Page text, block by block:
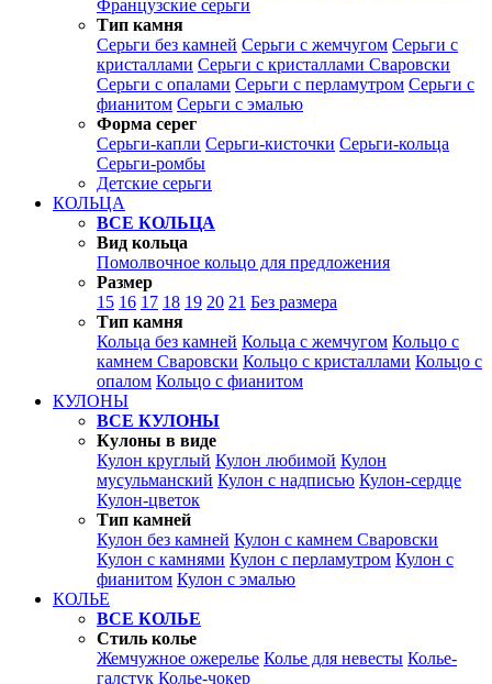
Французские серьги
Тип камня
Серьги без камней Серьги с жемчугом Серьги с
кристаллами Серьги с кристаллами Сваровски
Серьги с опалами Серьги с перламутром Серьги с
фианитом Серьги с эмалью
Форма серег
Серьги-капли Серьги-кисточки Серьги-кольца
Серьги-ромбы
Детские серьги
КОЛЬЦА
ВСЕ КОЛЬЦА
Вид кольца
Помолвочное кольцо для предложения
Размер
15 16 17 18 19 20 21 Без размера
Тип камня
Кольца без камней Кольца с жемчугом Кольцо с
камнем Сваровски Кольцо с кристаллами Кольцо с
опалом Кольцо с фианитом
КУЛОНЫ
ВСЕ КУЛОНЫ
Кулоны в виде
Кулон круглый Кулон любимой Кулон
мусульманский Кулон с надписью Кулон-сердце
Кулон-цветок
Тип камней
Кулон без камней Кулон с камнем Сваровски
Кулон с камнями Кулон с перламутром Кулон с
фианитом Кулон с эмалью
КОЛЬЕ
ВСЕ КОЛЬЕ
Стиль колье
Жемчужное ожерелье Колье для невесты Колье-
галстук Колье-чокер